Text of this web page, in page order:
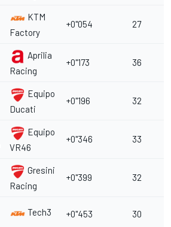
KTM
Factory
+0"054 27
Aprilia
Racing
+0"173 36
Equipo
Ducati
+0"196 32
Equipo
VR46
+0"346 33
Gresini
Racing
+0"399 32
Tech3 +0"453 30